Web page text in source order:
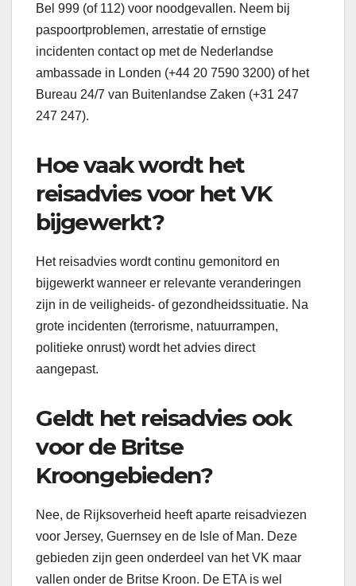
Bel 999 (of 112) voor noodgevallen. Neem bij
paspoortproblemen, arrestatie of ernstige
incidenten contact op met de Nederlandse
ambassade in Londen (+44 20 7590 3200) of het
Bureau 24/7 van Buitenlandse Zaken (+31 247
247 247).
Hoe vaak wordt het
reisadvies voor het VK
bijgewerkt?
Het reisadvies wordt continu gemonitord en
bijgewerkt wanneer er relevante veranderingen
zijn in de veiligheids- of gezondheidssituatie. Na
grote incidenten (terrorisme, natuurrampen,
politieke onrust) wordt het advies direct
aangepast.
Geldt het reisadvies ook
voor de Britse
Kroongebieden?
Nee, de Rijksoverheid heeft aparte reisadviezen
voor Jersey, Guernsey en de Isle of Man. Deze
gebieden zijn geen onderdeel van het VK maar
vallen onder de Britse Kroon. De ETA is wel